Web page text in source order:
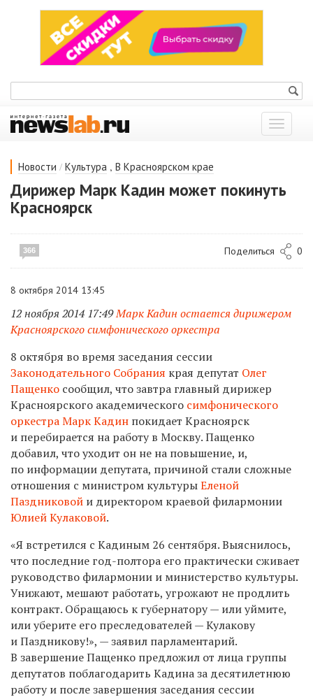
Показать
меню
Новости / Культура , В Красноярском крае
Дирижер Марк Кадин может покинуть
Красноярск
366 Поделиться 0
8 октября 2014 13:45
12 ноября 2014 17:49Марк Кадин остается дирижером
Красноярского симфонического оркестра
8 октября во время заседания сессии
Законодательного Собрания края депутат Олег
Пащенко сообщил, что завтра главный дирижер
Красноярского академического симфонического
оркестраМарк Кадин покидает Красноярск
и перебирается на работу в Москву. Пащенко
добавил, что уходит он не на повышение, и,
по информации депутата, причиной стали сложные
отношения с министром культурыЕленой
Паздниковой и директором краевой филармонии
Юлией Кулаковой.
«Я встретился с Кадиным 26 сентября. Выяснилось,
что последние год-полтора его практически сживает
руководство филармонии и министерство культуры.
Унижают, мешают работать, угрожают не продлить
контракт. Обращаюсь к губернатору — или уймите,
или уберите его преследователей — Кулакову
и Паздникову!», — заявил парламентарий.
В завершение Пащенко предложил от лица группы
депутатов поблагодарить Кадина за десятилетнюю
работу и после завершения заседания сессии